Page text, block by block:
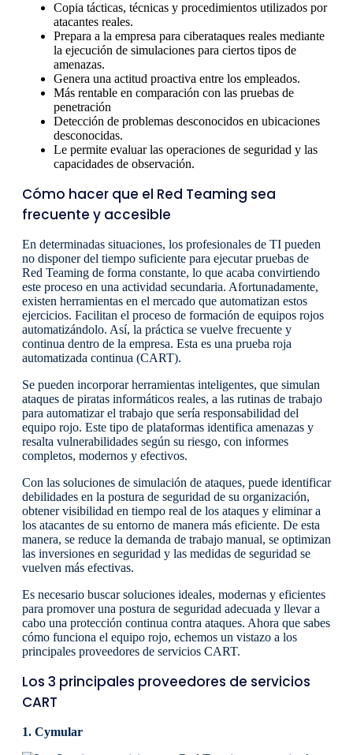
Copia tácticas, técnicas y procedimientos utilizados por
atacantes reales.
Prepara a la empresa para ciberataques reales mediante
la ejecución de simulaciones para ciertos tipos de
amenazas.
Genera una actitud proactiva entre los empleados.
Más rentable en comparación con las pruebas de
penetración
Detección de problemas desconocidos en ubicaciones
desconocidas.
Le permite evaluar las operaciones de seguridad y las
capacidades de observación.
Cómo hacer que el Red Teaming sea
frecuente y accesible
En determinadas situaciones, los profesionales de TI pueden
no disponer del tiempo suficiente para ejecutar pruebas de
Red Teaming de forma constante, lo que acaba convirtiendo
este proceso en una actividad secundaria. Afortunadamente,
existen herramientas en el mercado que automatizan estos
ejercicios. Facilitan el proceso de formación de equipos rojos
automatizándolo. Así, la práctica se vuelve frecuente y
continua dentro de la empresa. Esta es una prueba roja
automatizada continua (CART).
Se pueden incorporar herramientas inteligentes, que simulan
ataques de piratas informáticos reales, a las rutinas de trabajo
para automatizar el trabajo que sería responsabilidad del
equipo rojo. Este tipo de plataformas identifica amenazas y
resalta vulnerabilidades según su riesgo, con informes
completos, modernos y efectivos.
Con las soluciones de simulación de ataques, puede identificar
debilidades en la postura de seguridad de su organización,
obtener visibilidad en tiempo real de los ataques y eliminar a
los atacantes de su entorno de manera más eficiente. De esta
manera, se reduce la demanda de trabajo manual, se optimizan
las inversiones en seguridad y las medidas de seguridad se
vuelven más efectivas.
Es necesario buscar soluciones ideales, modernas y eficientes
para promover una postura de seguridad adecuada y llevar a
cabo una protección continua contra ataques. Ahora que sabes
cómo funciona el equipo rojo, echemos un vistazo a los
principales proveedores de servicios CART.
Los 3 principales proveedores de servicios
CART
1. Cymular